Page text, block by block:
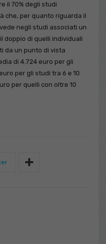
il 70% degli studi
che, per quanto riguarda il
negli studi associati un
doppio di quelli individuali
da un punto di vista
di 4.724 euro per gli
per gli studi tra 6 e 10
per quelli con oltre 10